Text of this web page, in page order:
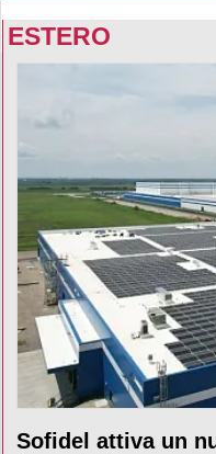
ESTERO
Sofidel attiva un